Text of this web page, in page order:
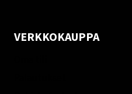
VERKKOKAUPPA